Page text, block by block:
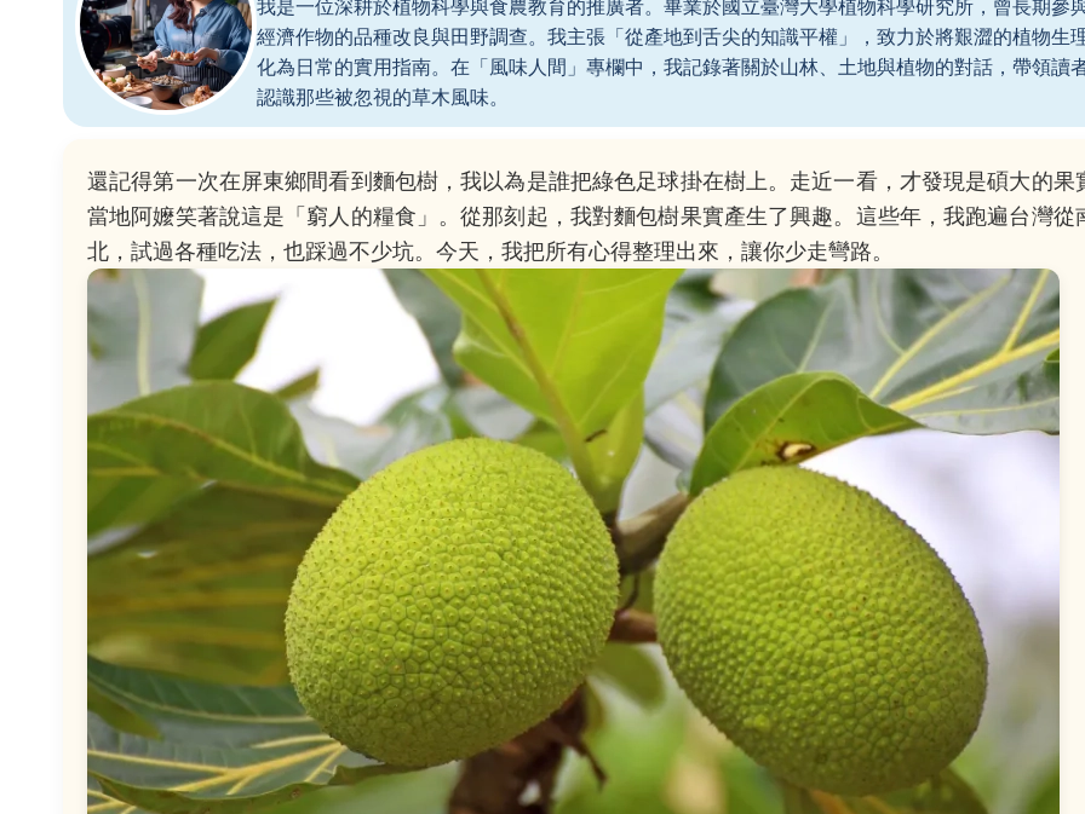
我是一位深耕於植物科學與食農教育的推廣者。畢業於國立臺灣大學植物科學研究所，曾長期參
經濟作物的品種改良與田野調查。我主張「從產地到舌尖的知識平權」，致力於將艱澀的植物生
化為日常的實用指南。在「風味人間」專欄中，我記錄著關於山林、土地與植物的對話，帶領讀
認識那些被忽視的草木風味。
還記得第一次在屏東鄉間看到麵包樹，我以為是誰把綠色足球掛在樹上。走近一看，才發現是碩大的果
當地阿嬤笑著說這是「窮人的糧食」。從那刻起，我對麵包樹果實產生了興趣。這些年，我跑遍台灣從
北，試過各種吃法，也踩過不少坑。今天，我把所有心得整理出來，讓你少走彎路。